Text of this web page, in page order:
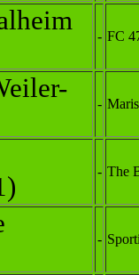
- FC
-
- The
-